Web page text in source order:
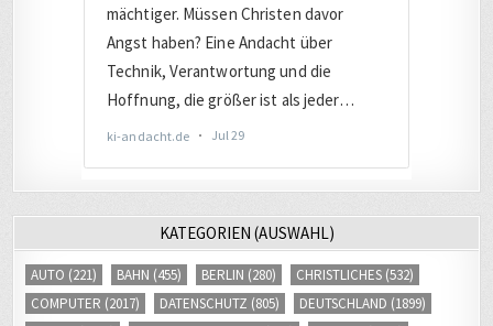
AUTO(221) BAHN(455) BERLIN(280) CHRISTLICHES(532)
COMPUTER
(2017) DATENSCHUTZ (805) DEUTSCHLAND(1899)
DIGITAL (3418) DIGITALE SICHERHEIT(845) EUROPA(1650)